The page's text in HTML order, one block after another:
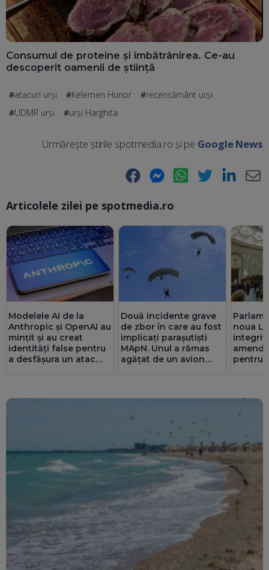
Consumul de proteine și îmbătrânirea. Ce-au
descoperit oamenii de știință
atacuri urși Kelemen Hunor
recensământ urși
UDMR urși
urși Harghita
Urmărește știrile spotmedia.ro și pe Google News
Facebook Messenger WhatsApp Twitter LinkedIn
Articolele zilei pe spotmedia.ro
Modelele AI de la
Anthropic și OpenAI au
mințit și au creat
identități false pentru
a desfășura un atac
Două incidente grave
de zbor în care au fost
implicați parașutiști
MApN. Unul a rămas
agățat de un avion
noua
pentru